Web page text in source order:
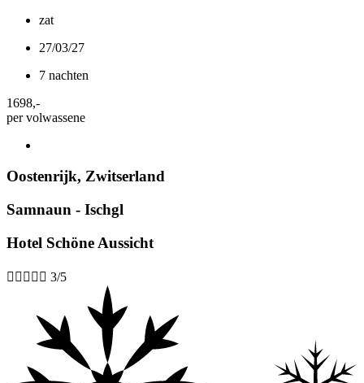
zat
27/03/27
7 nachten
1698,-
per volwassene
Oostenrijk, Zwitserland
Samnaun - Ischgl
Hotel Schöne Aussicht
     3/5